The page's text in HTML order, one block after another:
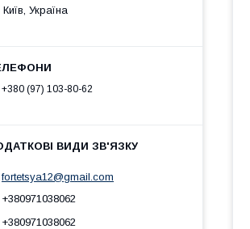
Київ, Україна
+380 (97) 103-80-62
fortetsya12@gmail.com
+380971038062
+380971038062